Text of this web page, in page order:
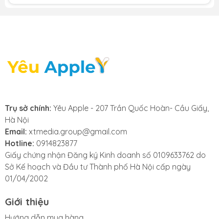
Thiết kế:
Thiết kế của iPad Air 6 vẫn giữ nguyên so với thế hệ
trước, ngoại trừ vị trí camera trước đã được di chuyển
sang cạnh ngang để thuận tiện cho việc gọi video.
Trụ sở chính: Yêu Apple - 207 Trần Quốc Hoàn- Cầu Giấy,
Hà Nội
Email: xtmedia.group@gmail.com
Hotline: 0914823877
Giấy chứng nhận Đăng ký Kinh doanh số 0109633762 do
Sở Kế hoạch và Đầu tư Thành phố Hà Nội cấp ngày
01/04/2002
Giới thiệu